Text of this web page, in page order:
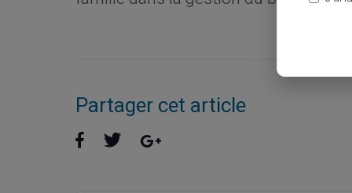
Partager cet article